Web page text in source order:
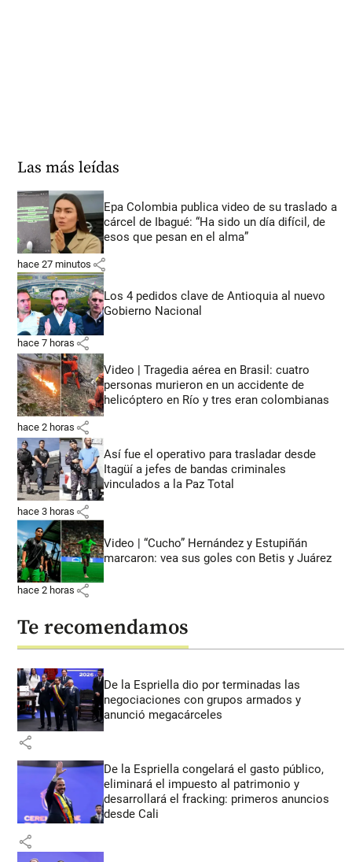
Las más leídas
Epa Colombia publica video de su traslado a
cárcel de Ibagué: “Ha sido un día difícil, de
esos que pesan en el alma”
hace 27 minutos share
Los 4 pedidos clave de Antioquia al nuevo
Gobierno Nacional
hace 7 horas share
Video | Tragedia aérea en Brasil: cuatro
personas murieron en un accidente de
helicóptero en Río y tres eran colombianas
hace 2 horas share
Así fue el operativo para trasladar desde
Itagüí a jefes de bandas criminales
vinculados a la Paz Total
hace 3 horas share
Video | “Cucho” Hernández y Estupiñán
marcaron: vea sus goles con Betis y Juárez
hace 2 horas share
Te recomendamos
De la Espriella dio por terminadas las
negociaciones con grupos armados y
anunció megacárceles
share
De la Espriella congelará el gasto público,
eliminará el impuesto al patrimonio y
desarrollará el fracking: primeros anuncios
desde Cali
share